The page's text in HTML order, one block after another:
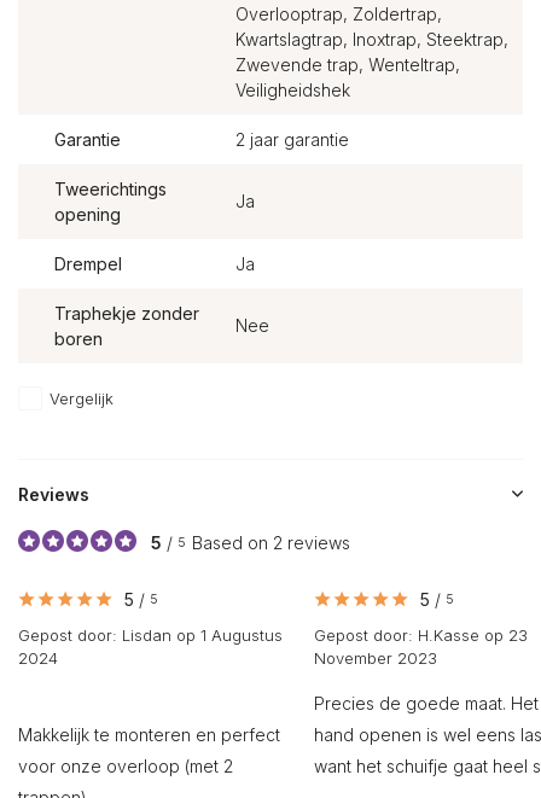
Overlooptrap, Zoldertrap,
Kwartslagtrap, Inoxtrap, Steektrap,
Zwevende trap, Wenteltrap,
Veiligheidshek
Garantie 2 jaar garantie
Tweerichtings
opening
Ja
Drempel Ja
Traphekje zonder
boren
Nee
Vergelijk
Reviews
5 / 5 Based on 2 reviews
5 / 5
Gepost door: Lisdan op 1 Augustus
2024
Makkelijk te monteren en perfect
voor onze overloop (met 2
5 / 5
Gepost door: H.Kasse op 23
November 2023
Precies de goede maat. Het
hand openen is wel eens
want het schuifje gaat heel